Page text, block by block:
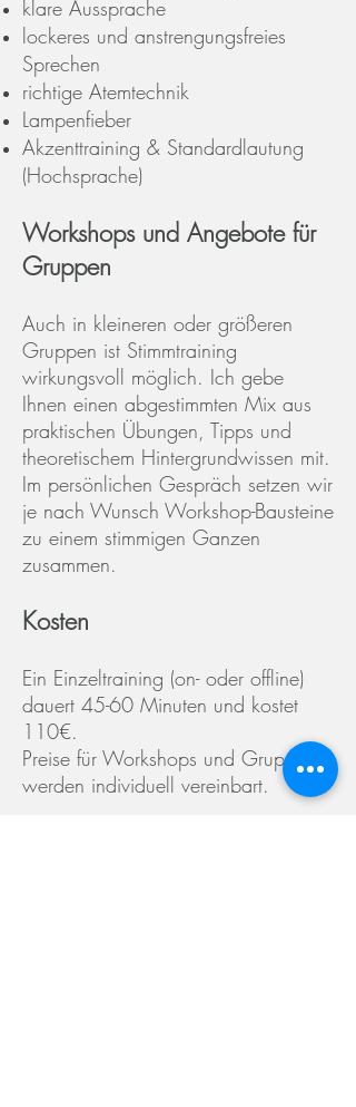
klare Aussprache
lockeres und anstrengungsfreies
Sprechen
richtige Atemtechnik
Lampenfieber
Akzenttraining & Standardlautung
(Hochsprache)
Workshops und Angebote für
Gruppen
Auch in kleineren oder größeren
Gruppen ist Stimmtraining
wirkungsvoll möglich. Ich gebe
Ihnen einen abgestimmten Mix aus
praktischen Übungen, Tipps und
theoretischem Hintergrundwissen mit.
Im persönlichen Gespräch setzen wir
je nach Wunsch Workshop-Bausteine
zu einem stimmigen Ganzen
zusammen.
Kosten
Ein Einzeltraining (on- oder offline)
dauert 45-60 Minuten und kostet
110€.
Preise für Workshops und Gruppen
werden individuell vereinbart.